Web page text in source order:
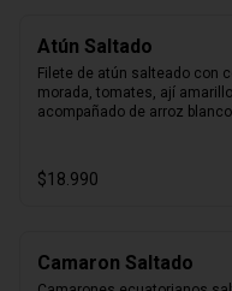
Atún Saltado
Filete de atún salteado con
morada, tomates, ají
acompañado de arroz blanco
$18.990
Camaron Saltado